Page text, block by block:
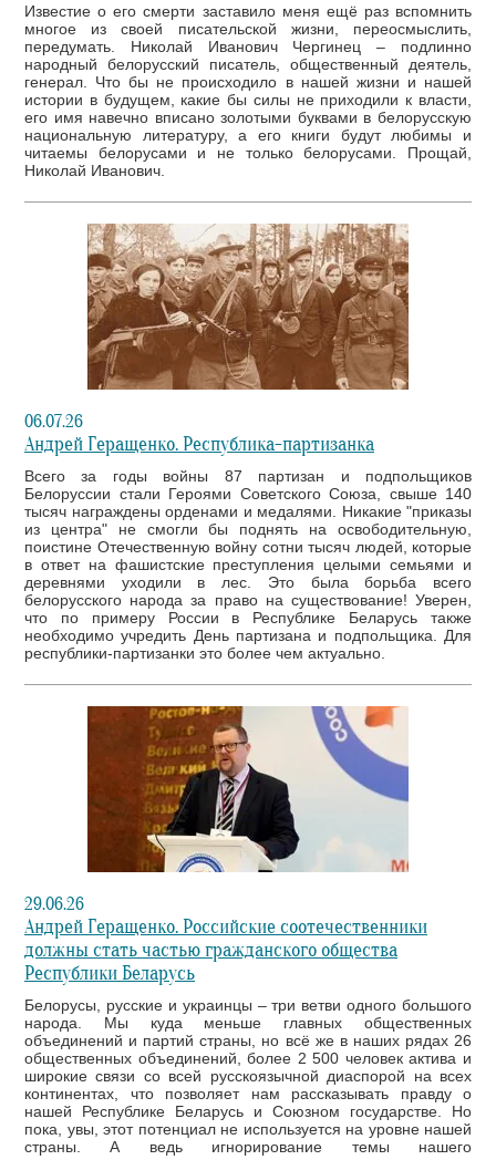
Известие о его смерти заставило меня ещё раз вспомнить
многое из своей писательской жизни, переосмыслить,
передумать. Николай Иванович Чергинец – подлинно
народный белорусский писатель, общественный деятель,
генерал. Что бы не происходило в нашей жизни и нашей
истории в будущем, какие бы силы не приходили к власти,
его имя навечно вписано золотыми буквами в белорусскую
национальную литературу, а его книги будут любимы и
читаемы белорусами и не только белорусами. Прощай,
Николай Иванович.
06.07.26
Андрей Геращенко. Республика-партизанка
Всего за годы войны 87 партизан и подпольщиков
Белоруссии стали Героями Советского Союза, свыше 140
тысяч награждены орденами и медалями. Никакие "приказы
из центра" не смогли бы поднять на освободительную,
поистине Отечественную войну сотни тысяч людей, которые
в ответ на фашистские преступления целыми семьями и
деревнями уходили в лес. Это была борьба всего
белорусского народа за право на существование! Уверен,
что по примеру России в Республике Беларусь также
необходимо учредить День партизана и подпольщика. Для
республики-партизанки это более чем актуально.
29.06.26
Андрей Геращенко. Российские соотечественники
должны стать частью гражданского общества
Республики Беларусь
Белорусы, русские и украинцы – три ветви одного большого
народа. Мы куда меньше главных общественных
объединений и партий страны, но всё же в наших рядах 26
общественных объединений, более 2 500 человек актива и
широкие связи со всей русскоязычной диаспорой на всех
континентах, что позволяет нам рассказывать правду о
нашей Республике Беларусь и Союзном государстве. Но
пока, увы, этот потенциал не используется на уровне нашей
страны. А ведь игнорирование темы нашего